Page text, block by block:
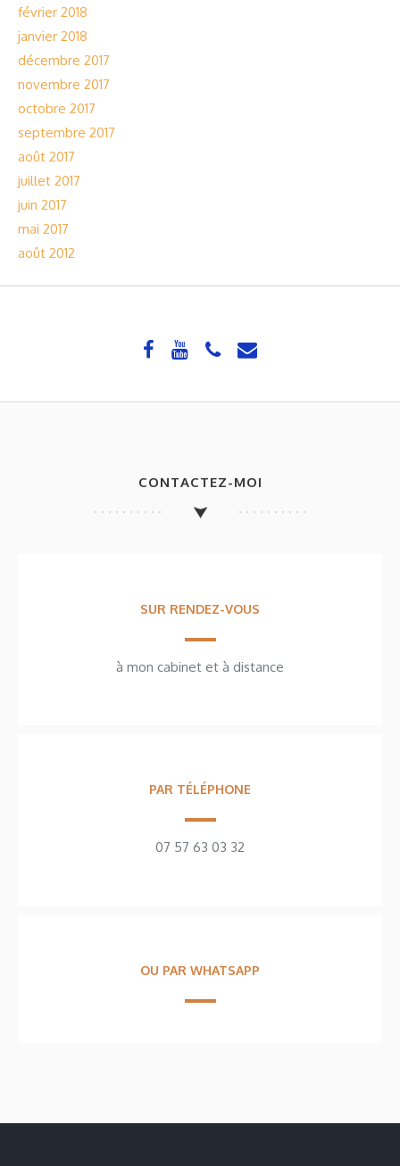
février 2018
janvier 2018
décembre 2017
novembre 2017
octobre 2017
septembre 2017
août 2017
juillet 2017
juin 2017
mai 2017
août 2012
CONTACTEZ-MOI
SUR RENDEZ-VOUS
à mon cabinet et à distance
PAR TÉLÉPHONE
07 57 63 03 32
OU PAR WHATSAPP